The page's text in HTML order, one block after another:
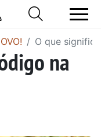
O que
na